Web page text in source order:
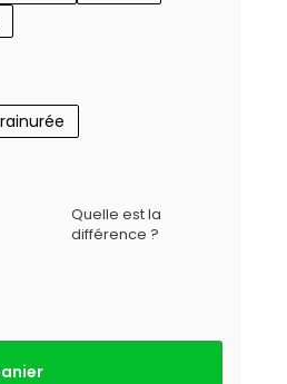
Quelle est la
différence ?